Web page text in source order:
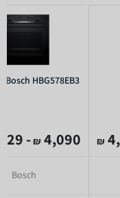
₪
Bosch HBG578EB3
4,090
₪
- 2,629
Bosch